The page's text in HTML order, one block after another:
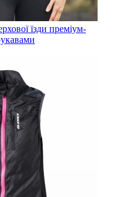
їзди преміум-